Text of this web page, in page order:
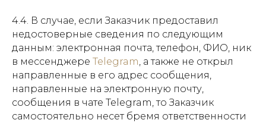
4.4. В случае, если Заказчик предоставил
недостоверные сведения по следующим
данным: электронная почта, телефон, ФИО, ник
в мессенджере Telegram, а также не открыл
направленные в его адрес сообщения,
направленные на электронную почту,
сообщения в чате Telegram, то Заказчик
самостоятельно несет бремя ответственности